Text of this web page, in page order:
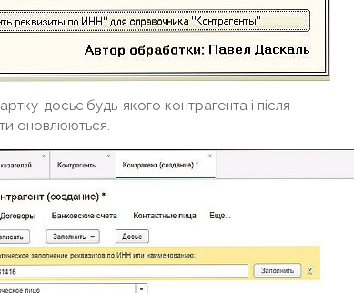
досьє будь-якого контрагента і після
оновлюються.